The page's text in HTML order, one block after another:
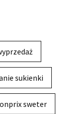
sukienki
sweter